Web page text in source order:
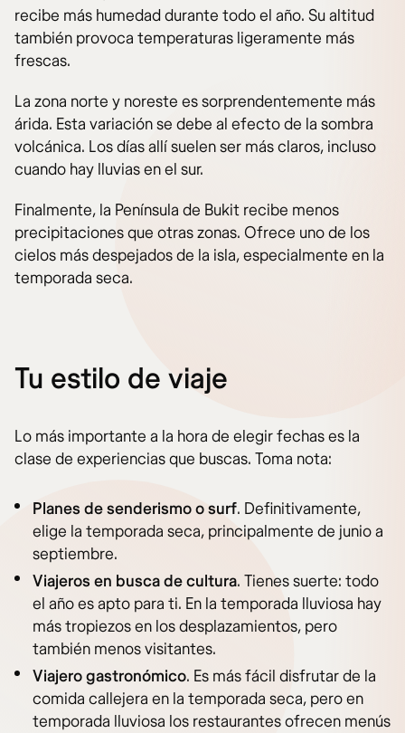
recibe más humedad durante todo el año. Su altitud
también provoca temperaturas ligeramente más
frescas.
La zona norte y noreste es sorprendentemente más
árida. Esta variación se debe al efecto de la sombra
volcánica. Los días allí suelen ser más claros, incluso
cuando hay lluvias en el sur.
Finalmente, la Península de Bukit recibe menos
precipitaciones que otras zonas. Ofrece uno de los
cielos más despejados de la isla, especialmente en la
temporada seca.
Tu estilo de viaje
Lo más importante a la hora de elegir fechas es la
clase de experiencias que buscas. Toma nota:
Planes de senderismoo surf. Definitivamente,
elige la temporada seca, principalmente de junio a
septiembre.
Viajeros en busca de cultura. Tienes suerte: todo
el año es apto para ti. En la temporada lluviosa hay
más tropiezos en los desplazamientos, pero
también menos visitantes.
Viajero gastronómico. Es más fácil disfrutar de la
comida callejera en la temporada seca, pero en
temporada lluviosa los restaurantes ofrecen menús